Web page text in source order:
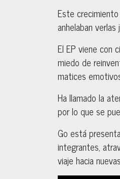
Este
anhelaban
El EP viene con
miedo de
matices
Ha llamado la
por lo que se
Go está
integrantes,
viaje hacia